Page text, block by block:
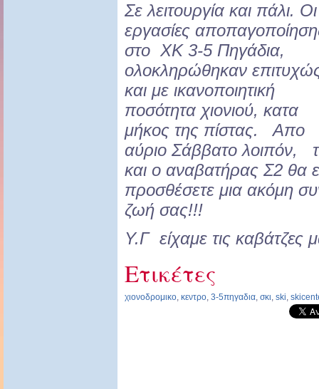
Σε λειτουργία και πάλι. Οι
εργασίες
στο ΧΚ 3-5 Πηγάδια,
ολοκληρώθηκαν
και με ικανοποιητική
ποσότητα χιονιού, κατα
μήκος της πίστας. Απο
αύριο Σάββατο λοιπόν,
και ο αναβατήρας Σ2 θα
προσθέσετε μια ακόμη
ζωή σας!!!
Υ.Γ είχαμε τις καβάτζες
Ετικέτες
χιονοδρομικο, κεντρο, 3-5πηγαδια, σκι, ski,